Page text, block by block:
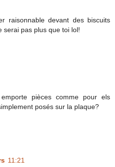
raisonnable devant des biscuits
serai pas plus que toi lol!
pièces comme pour els
posés sur la plaque?
11:21